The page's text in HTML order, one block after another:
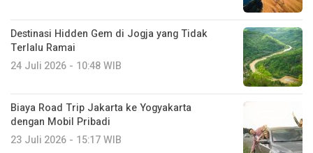
Destinasi Hidden Gem di Jogja yang Tidak
Terlalu Ramai
24 Juli 2026 - 10:48 WIB
Biaya Road Trip Jakarta ke Yogyakarta
dengan Mobil Pribadi
23 Juli 2026 - 15:17 WIB